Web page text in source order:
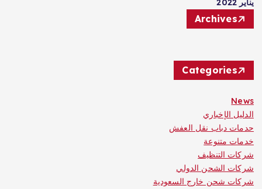
يناير 2022
Archives
Categories
News
الدليل الإخباري
حدمات دباب نقل العفش
خدمات متنوعة
شركات التنظيف
شركات الشحن الدولي
شركات شحن خارج السعودية